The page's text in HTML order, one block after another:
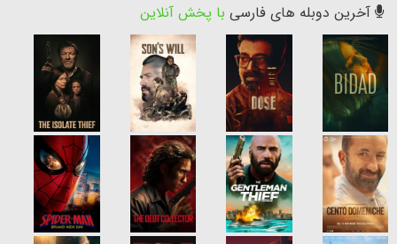
آخرین دوبله های فارسی با پخش آنلاین